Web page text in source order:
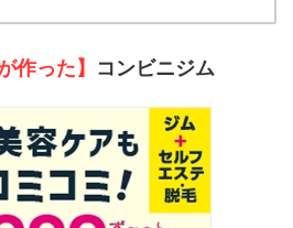
作った】 コンビニジム